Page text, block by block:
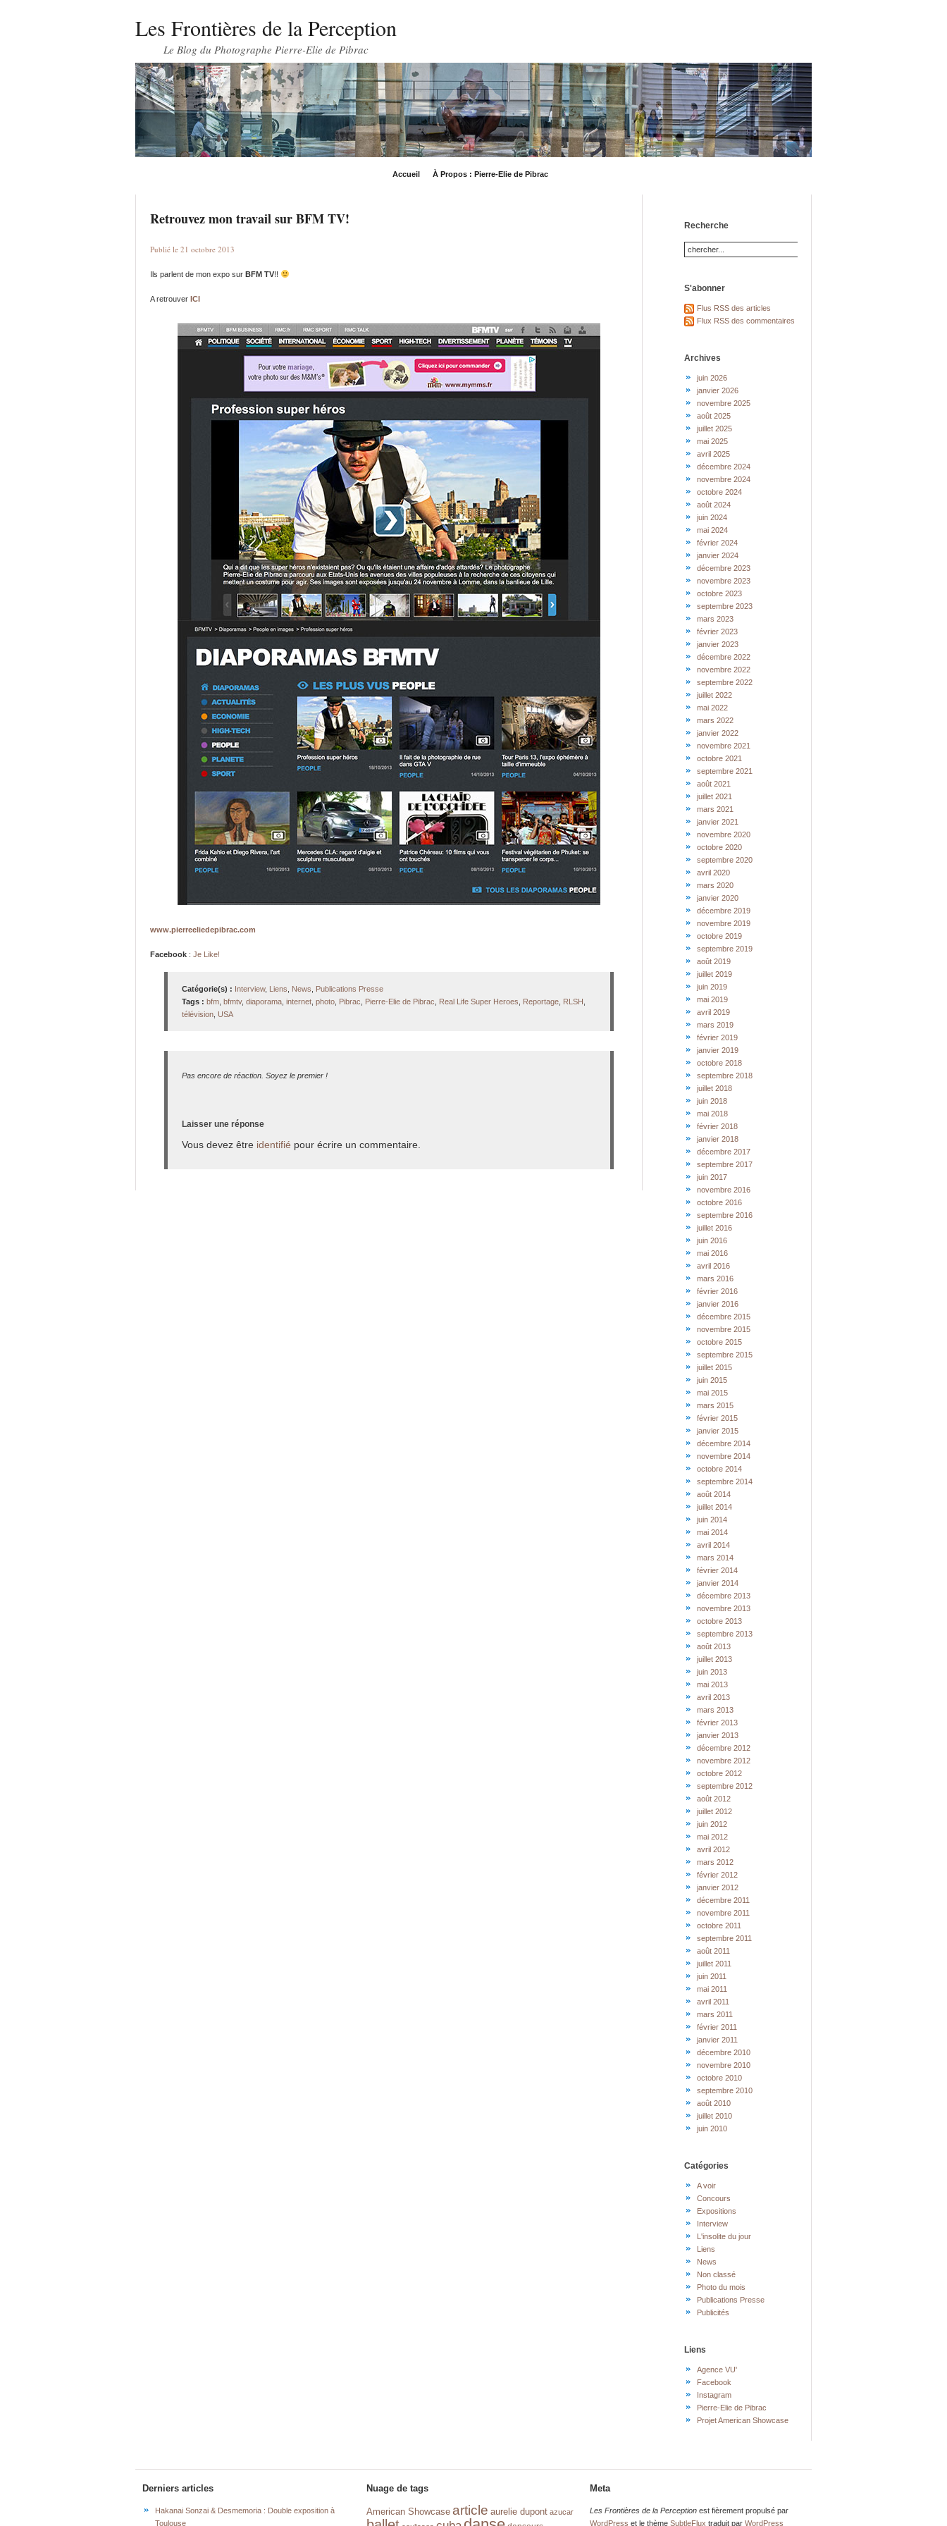
Les Frontières de la Perception
Le Blog du Photographe Pierre-Elie de Pibrac
Accueil À Propos : Pierre-Elie de Pibrac
Retrouvez mon travail sur BFM TV!
Publié le 21 octobre 2013
Ils parlent de mon expo sur BFM TV!!
A retrouver ICI
www.pierreeliedepibrac.com
Facebook : Je Like!
Catégorie(s) : Interview, Liens News
Publications Presse
Tags : bfm bfmtv, diaporama internet photo Pibrac Pierre-Elie de Pibrac Real Life Super Heroes Reportage RLSH
télévision USA
Pas encore de réaction. Soyez le premier !
Laisser une réponse
Vous devez être identifié pour écrire un commentaire.
Recherche
S'abonner
Flus RSS des articles
Flux RSS des commentaires
Archives
juin 2026
janvier 2026
novembre 2025
août 2025
juillet 2025
mai 2025
avril 2025
décembre 2024
novembre 2024
octobre 2024
août 2024
juin 2024
mai 2024
février 2024
janvier 2024
décembre 2023
novembre 2023
octobre 2023
septembre 2023
mars 2023
février 2023
janvier 2023
décembre 2022
novembre 2022
septembre 2022
juillet 2022
mai 2022
mars 2022
janvier 2022
novembre 2021
octobre 2021
septembre 2021
août 2021
juillet 2021
mars 2021
janvier 2021
novembre 2020
octobre 2020
septembre 2020
avril 2020
mars 2020
janvier 2020
décembre 2019
novembre 2019
octobre 2019
septembre 2019
août 2019
juillet 2019
juin 2019
mai 2019
avril 2019
mars 2019
février 2019
janvier 2019
octobre 2018
septembre 2018
juillet 2018
juin 2018
mai 2018
février 2018
janvier 2018
décembre 2017
septembre 2017
juin 2017
novembre 2016
octobre 2016
septembre 2016
juillet 2016
juin 2016
mai 2016
avril 2016
mars 2016
février 2016
janvier 2016
décembre 2015
novembre 2015
octobre 2015
septembre 2015
juillet 2015
juin 2015
mai 2015
mars 2015
février 2015
janvier 2015
décembre 2014
novembre 2014
octobre 2014
septembre 2014
août 2014
juillet 2014
juin 2014
mai 2014
avril 2014
mars 2014
février 2014
janvier 2014
décembre 2013
novembre 2013
octobre 2013
septembre 2013
août 2013
juillet 2013
juin 2013
mai 2013
avril 2013
mars 2013
février 2013
janvier 2013
décembre 2012
novembre 2012
octobre 2012
septembre 2012
août 2012
juillet 2012
juin 2012
mai 2012
avril 2012
mars 2012
février 2012
janvier 2012
décembre 2011
novembre 2011
octobre 2011
septembre 2011
août 2011
juillet 2011
juin 2011
mai 2011
avril 2011
mars 2011
février 2011
janvier 2011
décembre 2010
novembre 2010
octobre 2010
septembre 2010
août 2010
juillet 2010
juin 2010
Catégories
A voir
Concours
Expositions
Interview
L'insolite du jour
Liens
News
Non classé
Photo du mois
Publications Presse
Publicités
Liens
Agence VU'
Facebook
Instagram
Pierre-Elie de Pibrac
Projet American Showcase
Derniers articles
Hakanai Sonzai & Desmemoria : Double exposition à
Toulouse
Nuage de tags
American Showcase article aurelie dupont azucar
Meta
Les Frontières de la Perception est fièrement propulsé par
WordPress et le thèmeSubtleFlux traduit parWordPress